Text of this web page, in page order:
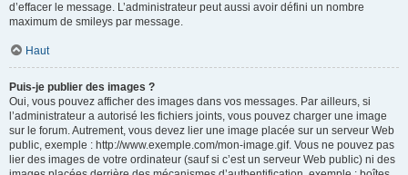
d’effacer le message. L’administrateur peut aussi avoir défini un nombre
maximum de smileys par message.
Haut
Puis-je publier des images ?
Oui, vous pouvez afficher des images dans vos messages. Par ailleurs, si
l’administrateur a autorisé les fichiers joints, vous pouvez charger une image
sur le forum. Autrement, vous devez lier une image placée sur un serveur Web
public, exemple : http://www.exemple.com/mon-image.gif. Vous ne pouvez pas
lier des images de votre ordinateur (sauf si c’est un serveur Web public) ni des